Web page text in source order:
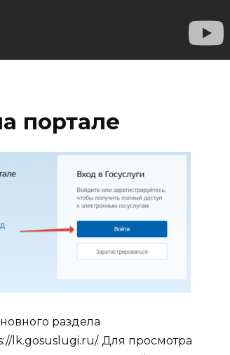
портале
раздела
lk.gosuslugi.ru/. Для просмотра